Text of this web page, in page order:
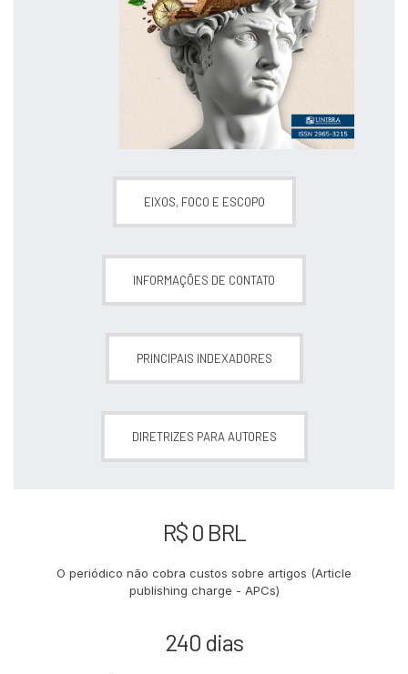
EIXOS, FOCO E ESCOPO
INFORMAÇÕES DE CONTATO
PRINCIPAIS INDEXADORES
DIRETRIZES PARA AUTORES
R$ 0 BRL
O periódico não cobra custos sobre artigos (Article
publishing charge - APCs)
240 dias